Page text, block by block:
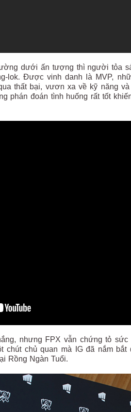
dưới ấn tượng thì người tỏa
lok. Được vinh danh là MVP,
thất bại, vươn xa về kỹ năng và
phán đoán tình huống rất tốt
nhưng FPX vẫn chứng tỏ
chút chủ quan mà IG đã nắm
Rồng Ngàn Tuổi.